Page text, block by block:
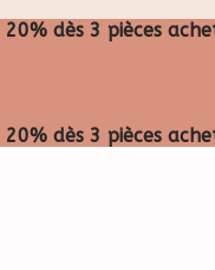
20% dès 3 pièces
20% dès 3 pièces